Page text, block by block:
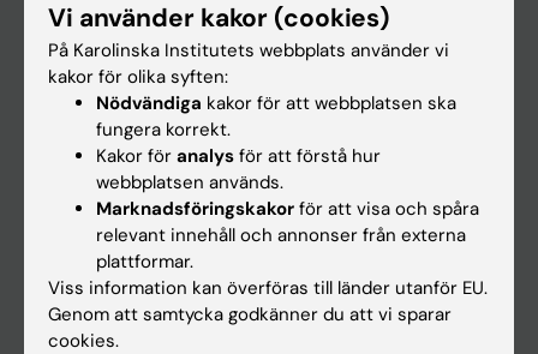
På gång
Nyheter
Kalender
Schema
Studentmejlen
Vi använder kakor (cookies)
På Karolinska Institutets webbplats använder vi
kakor för olika syften:
Nödvändiga kakor för att webbplatsen ska
fungera korrekt.
Kakor för analys för att förstå hur
webbplatsen används.
Marknadsföringskakor för att visa och spåra
relevant innehåll och annonser från externa
plattformar.
Viss information kan överföras till länder utanför EU.
Genom att samtycka godkänner du att vi sparar
cookies.